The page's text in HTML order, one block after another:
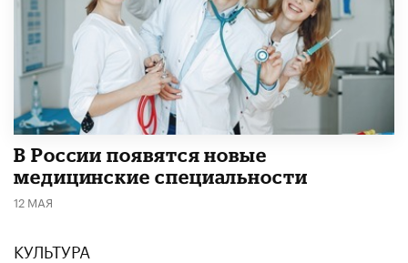
В России появятся новые
медицинские специальности
12 МАЯ
КУЛЬТУРА